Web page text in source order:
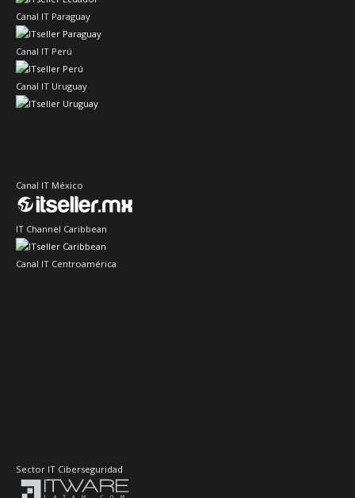
Canal IT Paraguay
Canal IT Perú
Canal IT Uruguay
Canal IT México
IT Channel Caribbean
Canal IT Centroamérica
Sector IT Ciberseguridad